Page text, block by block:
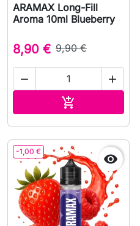
ARAMAX Long-Fill
Aroma 10ml Blueberry
8,90 € 9,90 €
 

-1,00 € 